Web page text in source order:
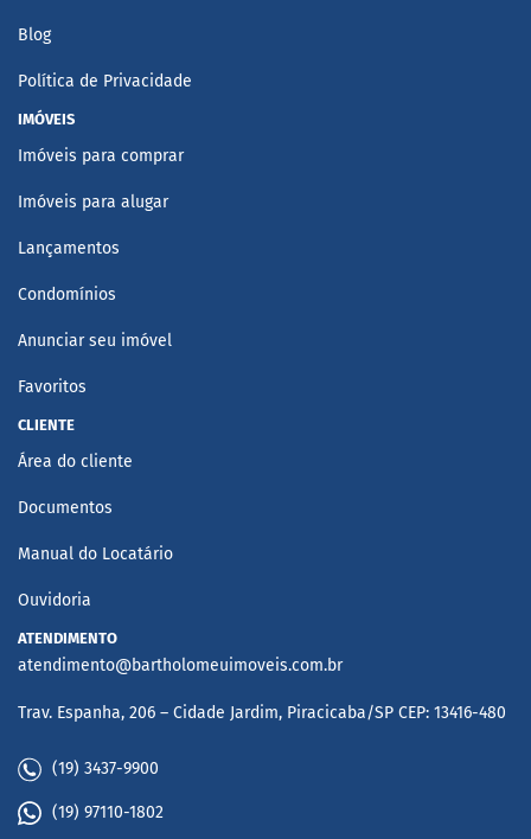
Blog
Política de Privacidade
IMÓVEIS
Imóveis para comprar
Imóveis para alugar
Lançamentos
Condomínios
Anunciar seu imóvel
Favoritos
CLIENTE
Área do cliente
Documentos
Manual do Locatário
Ouvidoria
ATENDIMENTO
atendimento@bartholomeuimoveis.com.br
Trav. Espanha, 206 – Cidade Jardim, Piracicaba/SP CEP: 13416-480
(19) 3437-9900
(19) 97110-1802